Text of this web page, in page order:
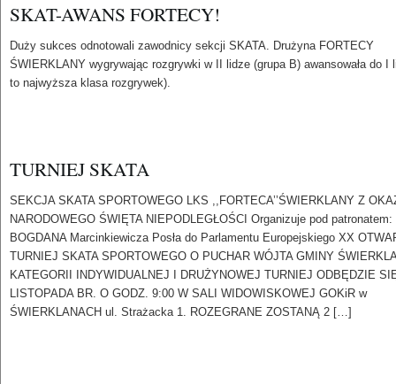
SKAT-AWANS FORTECY!
Duży sukces odnotowali zawodnicy sekcji SKATA. Drużyna FORTECY
ŚWIERKLANY wygrywając rozgrywki w II lidze (grupa B) awansowała do I
to najwyższa klasa rozgrywek).
TURNIEJ SKATA
SEKCJA SKATA SPORTOWEGO LKS ,,FORTECA’’ŚWIERKLANY Z
NARODOWEGO ŚWIĘTA NIEPODLEGŁOŚCI Organizuje pod patronatem:
BOGDANA Marcinkiewicza Posła do Parlamentu Europejskiego XX
TURNIEJ SKATA SPORTOWEGO O PUCHAR WÓJTA GMINY
KATEGORII INDYWIDUALNEJ I DRUŻYNOWEJ TURNIEJ ODBĘDZIE
LISTOPADA BR. O GODZ. 9:00 W SALI WIDOWISKOWEJ GOKiR w
ŚWIERKLANACH ul. Strażacka 1. ROZEGRANE ZOSTANĄ 2 […]